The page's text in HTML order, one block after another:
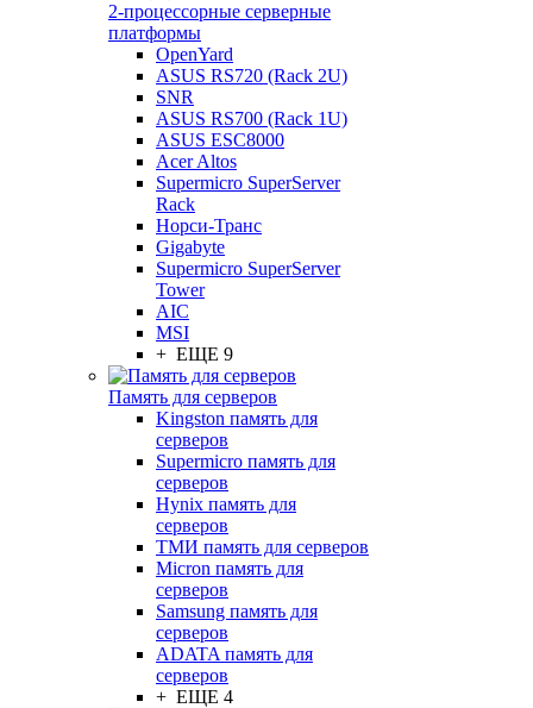
2-процессорные серверные
платформы
OpenYard
ASUS RS720 (Rack 2U)
SNR
ASUS RS700 (Rack 1U)
ASUS ESC8000
Acer Altos
Supermicro SuperServer
Rack
Норси-Транс
Gigabyte
Supermicro SuperServer
Tower
AIC
MSI
+ ЕЩЕ 9
Память для серверов
Kingston память для
серверов
Supermicro память для
серверов
Hynix память для
серверов
ТМИ память для серверов
Micron память для
серверов
Samsung память для
серверов
ADATA память для
серверов
+ ЕЩЕ 4